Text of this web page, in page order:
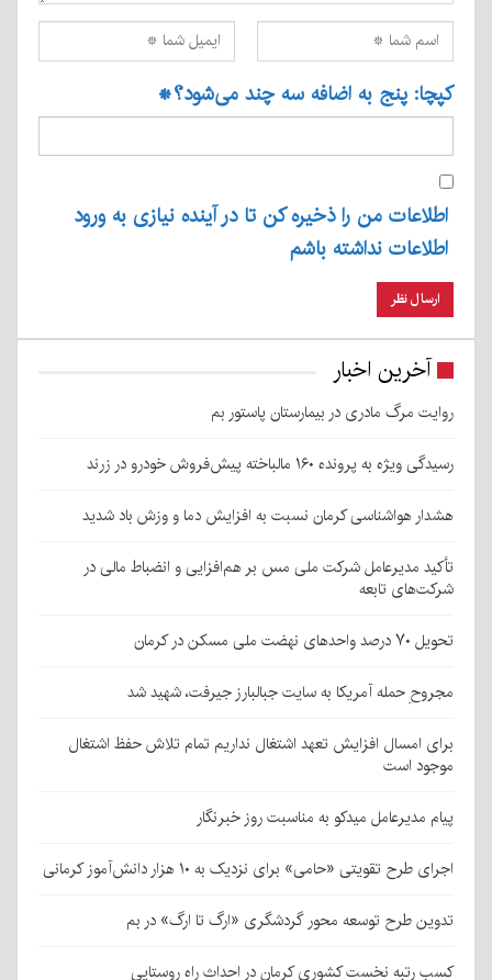
کپچا: پنج به اضافه سه چند می‌شود؟*
اطلاعات من را ذخیره کن تا در آینده نیازی به ورود
اطلاعات نداشته باشم
آخرین اخبار
روایت مرگ مادری در بیمارستان پاستور بم
رسیدگی ویژه به پرونده ۱۶۰ مالباخته پیش‌فروش خودرو در زرند
هشدار هواشناسی کرمان نسبت به افزایش دما و وزش باد شدید
تأکید مدیرعامل شرکت ملی مس بر هم‌افزایی و انضباط مالی در
شرکت‌های تابعه
تحویل ۷۰ درصد واحدهای نهضت ملی مسکن در کرمان
مجروحِ حمله آمریکا به سایت جبالبارز جیرفت، شهید شد
برای امسال افزایش تعهد اشتغال نداریم تمام تلاش حفظ اشتغال
موجود است
پیام مدیرعامل میدکو به مناسبت روز خبرنگار
اجرای طرح تقویتی «حامی» برای نزدیک به ۱۰ هزار دانش‌آموز کرمانی
تدوین طرح توسعه محور گردشگری «ارگ تا ارگ» در بم
کسب رتبه نخست کشوری کرمان در احداث راه روستایی